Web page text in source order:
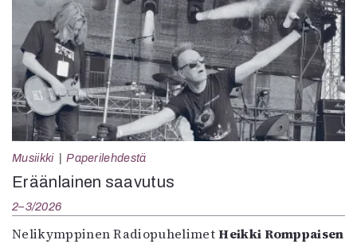
Musiikki Paperilehdestä
Eräänlainen saavutus
2–3/2026
Nelikymppinen RadiopuhelimetHeikki Romppaisen